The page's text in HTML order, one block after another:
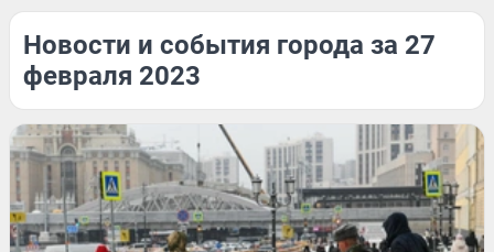
Новости и события города за 27
февраля 2023